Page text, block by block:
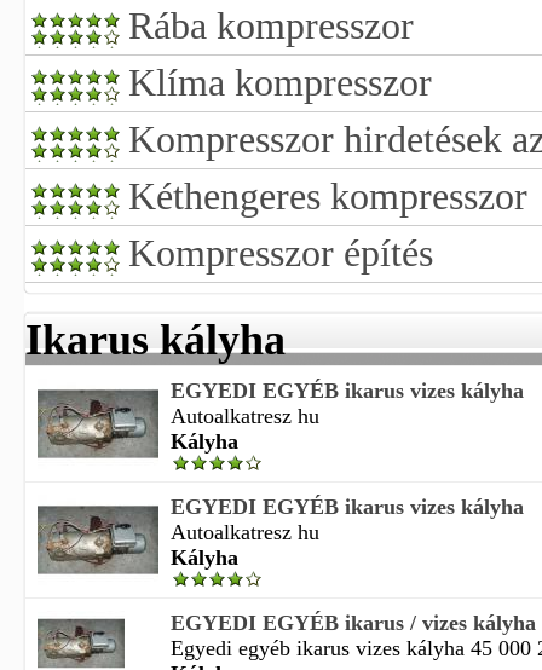
Rába kompresszor
Klíma kompresszor
Kompresszor hirdetések
Kéthengeres kompresszor
Kompresszor építés
Ikarus kályha
EGYEDI EGYÉB ikarus vizes kályha
Autoalkatresz hu
Kályha
EGYEDI EGYÉB ikarus vizes kályha
Autoalkatresz hu
Kályha
EGYEDI EGYÉB ikarus / vizes kályha
Egyedi egyéb ikarus vizes kályha 45 000